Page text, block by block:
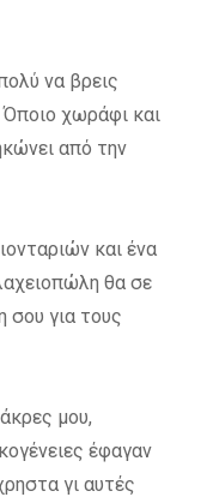
να βρεις
χωράφι και
από την
και ένα
θα σε
σου για τους
μου,
έφαγαν
γι αυτές